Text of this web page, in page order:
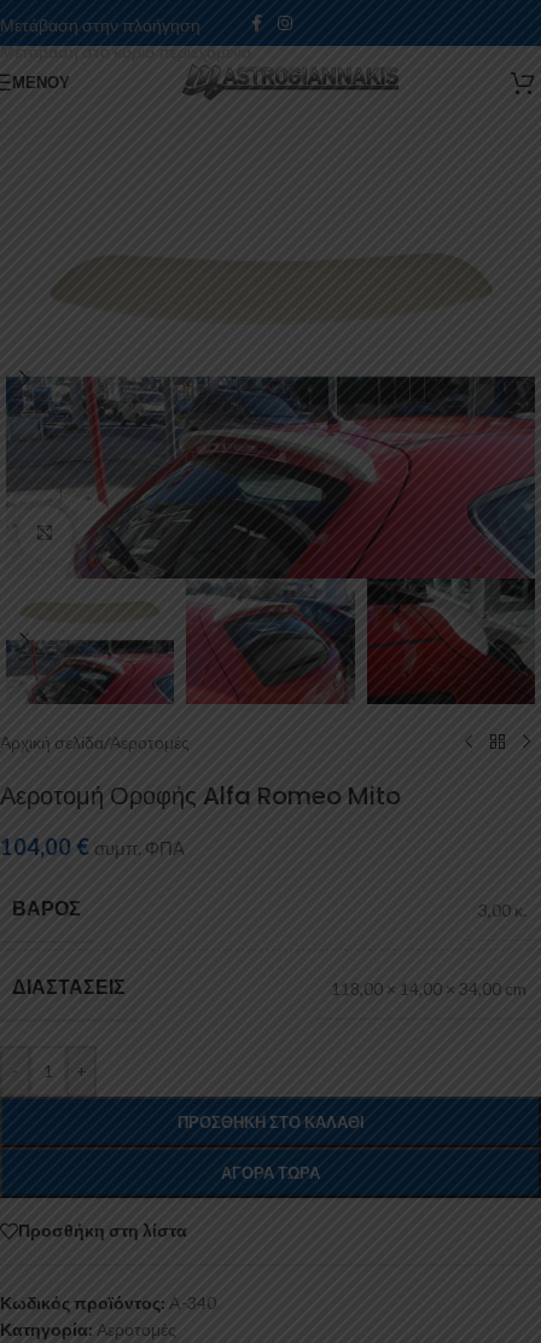
Μετάβαση στην πλοήγηση
Μετάβαση στο κύριο περιεχόμενο
ΜΕΝΟΎ
Κάντε κλικ για μεγέθυνση
Αρχική σελίδα/Αεροτομές
Αεροτομή Οροφής Alfa Romeo Mito
104,00 € συμπ. ΦΠΑ
ΒΆΡΟΣ 3,00 κ.
ΔΙΑΣΤΆΣΕΙΣ 118,00 × 14,00 × 34,00 cm
- +
ΠΡΟΣΘΉΚΗ ΣΤΟ ΚΑΛΆΘΙ
ΑΓΟΡΆ ΤΏΡΑ
Προσθήκη στη λίστα
Κωδικός προϊόντος: A-340
Κατηγορία: Αεροτομές